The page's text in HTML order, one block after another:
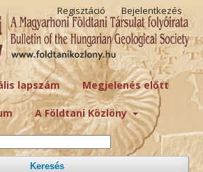
lapszám Megjelenés előtt
A Földtani Közlöny
Keresés
Regisztáció Bejelentkezés